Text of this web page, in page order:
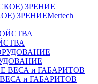
ЗРЕНИЕMertech
и ГАБАРИТОВ